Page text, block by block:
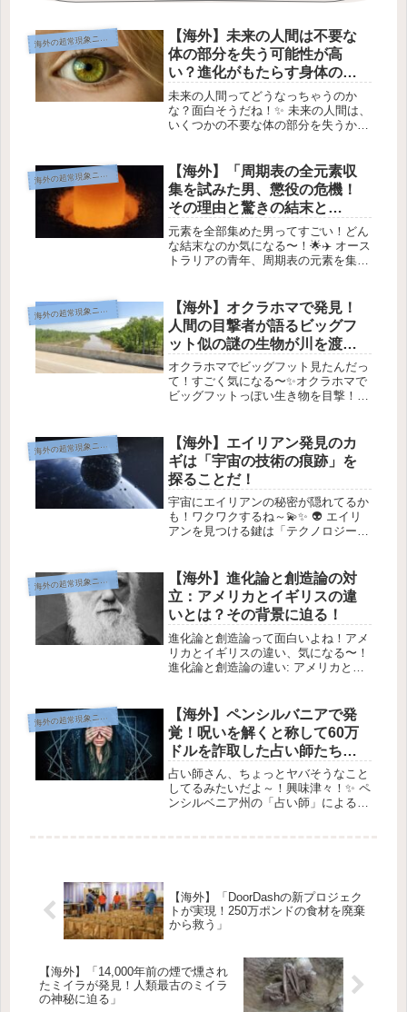
海
外の超常現象ニュース
【海外】未来の人間は不要な
体の部分を失う可能性が高
い？進化がもたらす身体の変
化とは
未来の人間ってどうなっちゃうのか
な？面白そうだね！✨ 未来の人間は、
いくつかの不要な体の部分を失うか
ClickerHappy 数千年後、人間の体の
中であまり役に立たな...
海
外の超常現象ニュース
【海外】「周期表の全元素収
集を試みた男、懲役の危機！
その理由と驚きの結末と
は？」
元素を全部集めた男ってすごい！どん
な結末なのか気になる〜！🌟✈️ オース
トラリアの青年、周期表の元素を集め
て！ 画像提供: エネルギー省オースト
ラリアの24歳の青年が、...
海
外の超常現象ニュース
【海外】オクラホマで発見！
人間の目撃者が語るビッグフ
ット似の謎の生物が川を渡る
瞬間
オクラホマでビッグフット見たんだっ
て！すごく気になる〜✨オクラホマで
ビッグフットっぽい生き物を目撃！🦶
会いは、午前中に起こったよ！目撃
の...
海
外の超常現象ニュース
【海外】エイリアン発見のカ
ギは「宇宙の技術の痕跡」を
探ることだ！
宇宙にエイリアンの秘密が隠れてるか
も！ワクワクするね～💫✨ 👽 エイリ
アンを見つける鍵は「テクノロジーの
が存在していたら、彼らの巨大構造物
の残骸を見つける...
海
外の超常現象ニュース
【海外】進化論と創造論の対
立：アメリカとイギリスの違
いとは？その背景に迫る！
進化論と創造論って面白いよね！アメ
リカとイギリスの違い、気になる〜！
進化論と創造論の違い: アメリカとイ
論は多くの人にとってまだまだ意見が
分かれてい...
海
外の超常現象ニュース
【海外】ペンシルバニアで発
覚！呪いを解くと称して60万
ドルを詐取した占い師たちの
手口とは？
占い師さん、ちょっとヤバそうなこと
してるみたいだよ～！興味津々！✨ ペ
ンシルベニア州の「占い師」による60
【海外】「DoorDashの新プロジェク
トが実現！250万ポンドの食材を廃棄
から救う」
【海外】「14,000年前の煙で燻され
たミイラが発見！人類最古のミイラ
の神秘に迫る」